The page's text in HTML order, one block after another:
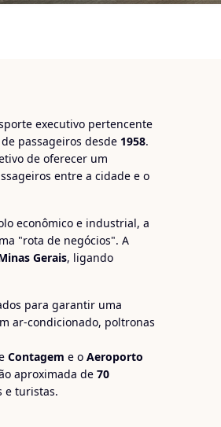
executivo pertencente
passageiros desde 1958.
de oferecer um
entre a cidade e o
econômico e industrial, a
"rota de negócios". A
Gerais, ligando
para garantir uma
ar-condicionado, poltronas
Contagem e o Aeroporto
aproximada de 70
e turistas.